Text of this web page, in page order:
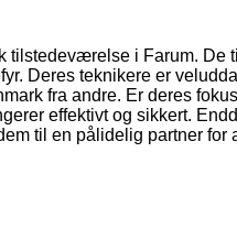
i Farum. De
Deres teknikere er
fra andre. Er deres
effektivt og sikkert.
til en pålidelig partner for